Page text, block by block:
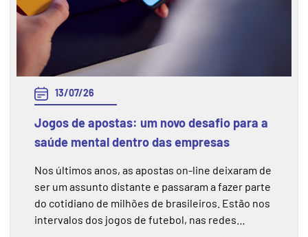
13/07/26
Jogos de apostas: um novo desafio para a
saúde mental dentro das empresas
Nos últimos anos, as apostas on-line deixaram de
ser um assunto distante e passaram a fazer parte
do cotidiano de milhões de brasileiros. Estão nos
intervalos dos jogos de futebol, nas redes